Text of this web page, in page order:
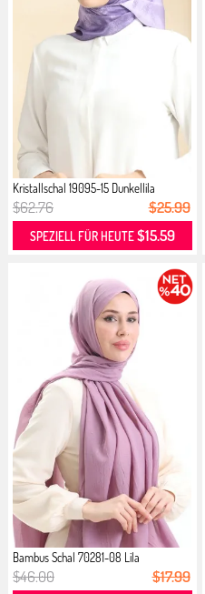
Kristallschal 19095-15 Dunkellila
$62.76 $25.99
SPEZIELL FÜR HEUTE$15.59
Bambus Schal 70281-08 Lila
$46.00 $17.99